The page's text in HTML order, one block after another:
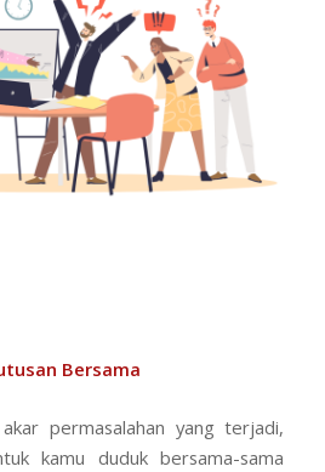
Bersama
permasalahan yang terjadi,
kamu duduk bersama-sama